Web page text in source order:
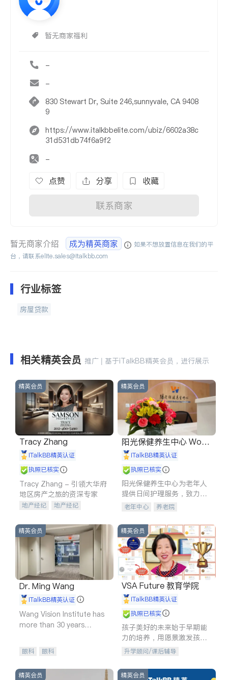
暂无商家福利
-
-
830 Stewart Dr, Suite 246,sunnyvale, CA 9408
9
https://www.italkbbelite.com/ubiz/6602a38c
31d531db74f6a9f2
-
点赞 分享 收藏
联系商家
暂无商家介绍 成为精英商家
如果不想放置信息在我们的平
台，请联系elite.sales@italkbb.com
行业标签
房屋贷款
相关精英会员 推广 | 基于iTalkBB精英会员，进行展示
精英会员
Tracy Zhang
iTalkBB精英认证
执照已核实
Tracy Zhang - 引领大华府
地区房产之旅的资深专家
地产经纪
地产经纪
商铺租售
开发商建商
精英会员
阳光保健养生中心 World
shine
iTalkBB精英认证
执照已核实
阳光保健养生中心为老年人
提供日间护理服务，致力于
通过持续的护理创新来有效
老年中心 养老院
精英会员
Dr. Ming Wang
iTalkBB精英认证
Wang Vision Institute has
more than 30 years
眼科 眼科
精英会员
VSA Future 教育学院
iTalkBB精英认证
执照已核实
孩子美好的未来始于早期能
力的培养，用愿景激发孩子
的学习潜力和动力。理念：
拥有成长型心态是成功的基
石。
升学顾问/课后辅导
精英会员 精英会员